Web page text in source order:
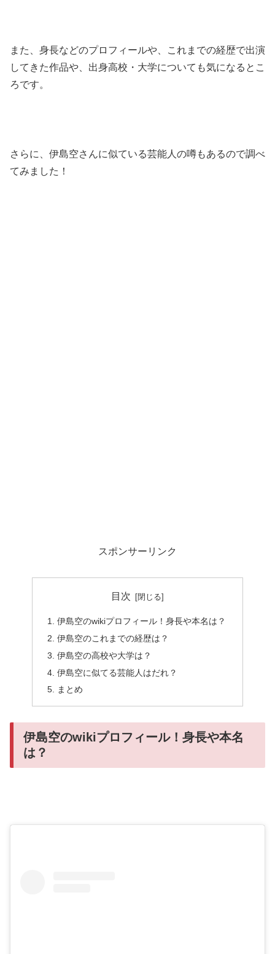
また、身長などのプロフィールや、これまでの経歴で出演
してきた作品や、出身高校・大学についても気になるとこ
ろです。
さらに、伊島空さんに似ている芸能人の噂もあるので調べ
てみました！
スポンサーリンク
目次
伊島空のwikiプロフィール！身長や本名は？
伊島空のこれまでの経歴は？
伊島空の高校や大学は？
伊島空に似てる芸能人はだれ？
まとめ
伊島空のwikiプロフィール！身長や本名
は？